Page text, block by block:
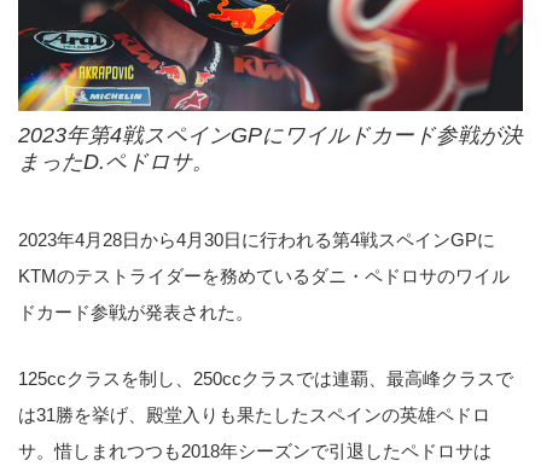
2023年第4戦スペインGPにワイルドカード参戦が決
まったD.ペドロサ。
2023年4月28日から4月30日に行われる第4戦スペインGPに
KTMのテストライダーを務めているダニ・ペドロサのワイル
ドカード参戦が発表された。
125ccクラスを制し、250ccクラスでは連覇、最高峰クラスで
は31勝を挙げ、殿堂入りも果たしたスペインの英雄ペドロ
サ。惜しまれつつも2018年シーズンで引退したペドロサは